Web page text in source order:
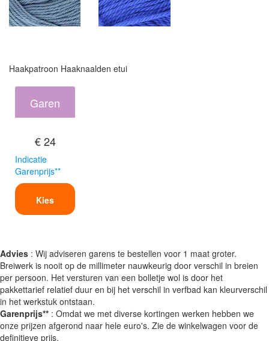
Haakpatroon Haaknaalden etui
Garen
€ 24
Indicatie
Garenprijs**
Kies
Advies : Wij adviseren garens te bestellen voor 1 maat groter.
Breiwerk is nooit op de millimeter nauwkeurig door verschil in breien
per persoon. Het versturen van een bolletje wol is door het
pakkettarief relatief duur en bij het verschil in verfbad kan kleurverschil
in het werkstuk ontstaan.
Garenprijs** : Omdat we met diverse kortingen werken hebben we
onze prijzen afgerond naar hele euro's. Zie de winkelwagen voor de
definitieve prijs.